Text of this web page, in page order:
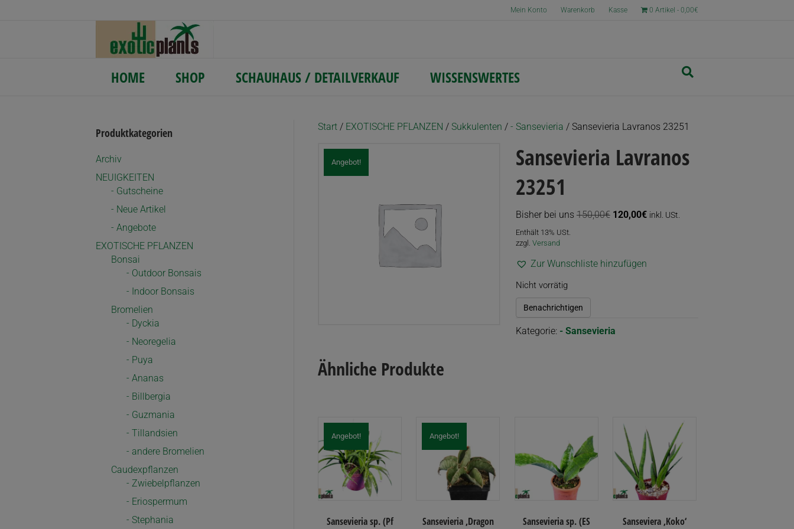
Mein Konto Warenkorb Kasse 0 Artikel 0,00€
HOME SHOP SCHAUHAUS / DETAILVERKAUF WISSENSWERTES
Start / EXOTISCHE PFLANZEN / Sukkulenten / - Sansevieria / Sansevieria Lavranos 23251
Angebot!
Sansevieria Lavranos
23251
Bisher bei uns 150,00€ Ursprünglicher
120,00€Aktueller
inkl. USt.
Enthält 13% USt.
zzgl. Versand
Zur Wunschliste hinzufügen
Nicht vorrätig
Benachrichtigen
Kategorie: - Sansevieria
Ähnliche Produkte
Angebot!
Sansevieria sp. (Pf
Angebot!
Sansevieria ‚Dragon
Sansevieria sp. (ES
Sanseviera ‚Koko‘
Produktkategorien
Archiv
NEUIGKEITEN
- Gutscheine
- Neue Artikel
- Angebote
EXOTISCHE PFLANZEN
Bonsai
- Outdoor Bonsais
- Indoor Bonsais
Bromelien
- Dyckia
- Neoregelia
- Puya
- Ananas
- Billbergia
- Guzmania
- Tillandsien
- andere Bromelien
Caudexpflanzen
- Zwiebelpflanzen
- Eriospermum
- Stephania